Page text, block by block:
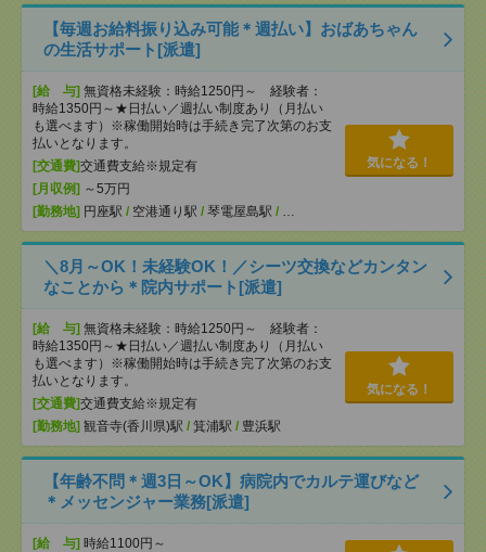
【毎週お給料振り込み可能＊週払い】おばあちゃん
の生活サポート[派遣]
[給 与] 無資格未経験：時給1250円～ 経験者：
時給1350円～★日払い／週払い制度あり（月払い
も選べます）※稼働開始時は手続き完了次第のお支
払いとなります。
[交通費]交通費支給※規定有
[月収例] ～5万円
[勤務地] 円座駅 / 空港通り駅 / 琴電屋島駅 / …
気になる！
＼8月～OK！未経験OK！／シーツ交換などカンタン
なことから＊院内サポート[派遣]
[給 与] 無資格未経験：時給1250円～ 経験者：
時給1350円～★日払い／週払い制度あり（月払い
も選べます）※稼働開始時は手続き完了次第のお支
払いとなります。
[交通費]交通費支給※規定有
[勤務地] 観音寺(香川県)駅 / 箕浦駅 / 豊浜駅
気になる！
【年齢不問＊週3日～OK】病院内でカルテ運びなど
＊メッセンジャー業務[派遣]
[給 与] 時給1100円～